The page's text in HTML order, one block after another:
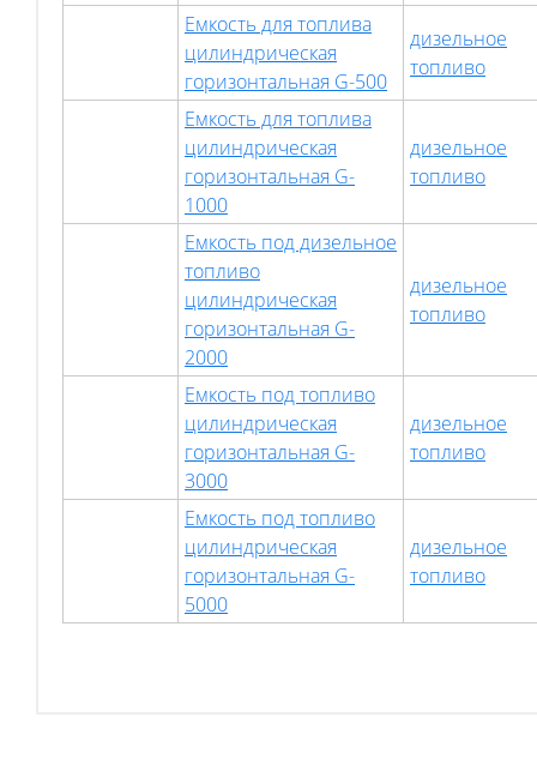
Емкость для топлива
цилиндрическая
горизонтальная G-500
дизельное
топливо
Емкость для топлива
цилиндрическая
горизонтальная G-
1000
дизельное
топливо
Емкость под дизельное
топливо
цилиндрическая
горизонтальная G-
2000
дизельное
топливо
Емкость под топливо
цилиндрическая
горизонтальная G-
3000
дизельное
топливо
Емкость под топливо
цилиндрическая
горизонтальная G-
5000
дизельное
топливо